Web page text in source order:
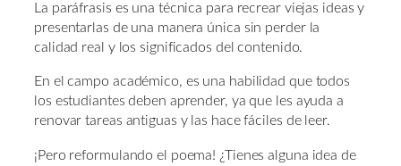
La paráfrasis es una técnica para recrear viejas ideas y
presentarlas de una manera única sin perder la
calidad real y los significados del contenido.
En el campo académico, es una habilidad que todos
los estudiantes deben aprender, ya que les ayuda a
renovar tareas antiguas y las hace fáciles de leer.
¡Pero reformulando el poema! ¿Tienes alguna idea de